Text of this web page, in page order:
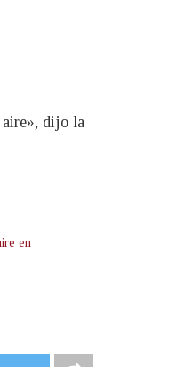
aire», dijo la
en